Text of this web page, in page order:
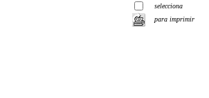
selecciona
para imprimir